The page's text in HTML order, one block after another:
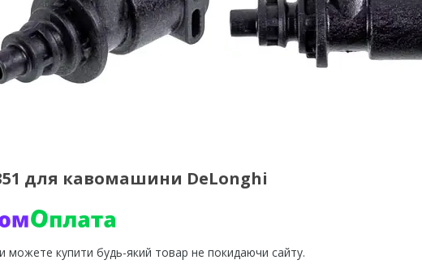
для кавомашини DeLonghi
можете купити будь-який товар не покидаючи сайту.